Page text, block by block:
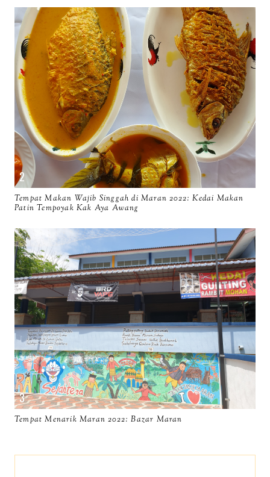
Tempat Makan Wajib Singgah di Maran 2022: Kedai Makan
Patin Tempoyak Kak Aya Awang
Tempat Menarik Maran 2022: Bazar Maran